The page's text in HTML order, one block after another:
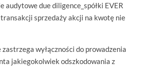
due diligence_spółki EVER
sprzedaży akcji na kwotę nie
wyłączności do prowadzenia
jakiegokolwiek odszkodowania z